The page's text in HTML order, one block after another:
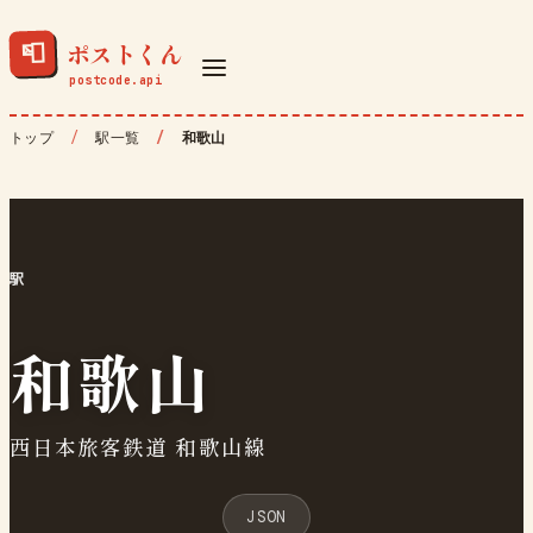
📮 ポストくん
トップ 駅一覧 和歌山
駅
和歌山
西日本旅客鉄道 和歌山線
JSON